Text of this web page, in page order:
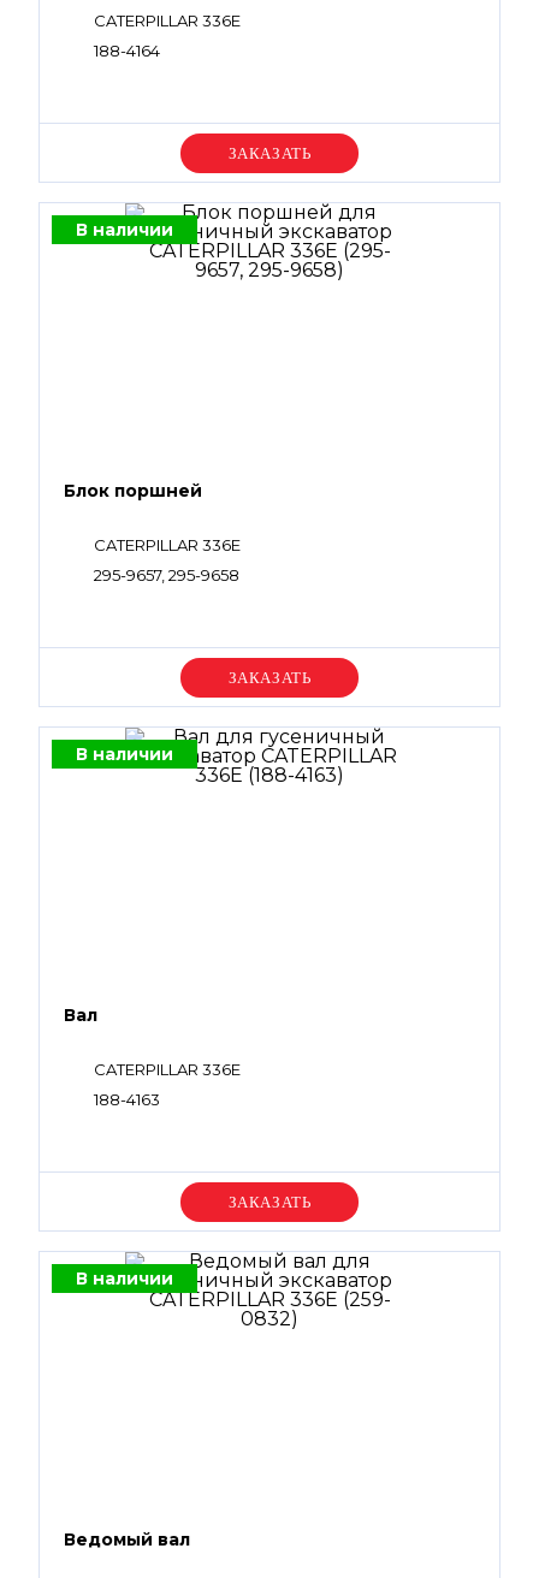
CATERPILLAR 336E
188-4164
Уточняйте цену
В наличии
Блок поршней
CATERPILLAR 336E
295-9657, 295-9658
Уточняйте цену
В наличии
Вал
CATERPILLAR 336E
188-4163
Уточняйте цену
В наличии
Ведомый вал